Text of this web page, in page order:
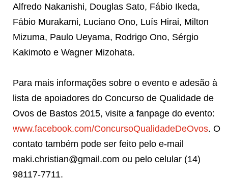
Alfredo Nakanishi, Douglas Sato, Fábio Ikeda,
Fábio Murakami, Luciano Ono, Luís Hirai, Milton
Mizuma, Paulo Ueyama, Rodrigo Ono, Sérgio
Kakimoto e Wagner Mizohata.
Para mais informações sobre o evento e adesão à
lista de apoiadores do Concurso de Qualidade de
Ovos de Bastos 2015, visite a fanpage do evento:
www.facebook.com/ConcursoQualidadeDeOvos. O
contato também pode ser feito pelo e-mail
maki.christian@gmail.com ou pelo celular (14)
98117-7711.